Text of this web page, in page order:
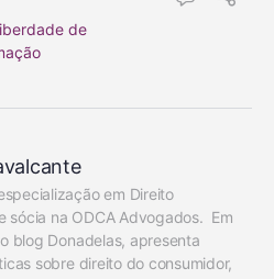
de
em Direito
sócia na ODCA Advogados.  Em
blog Donadelas, apresenta
sobre direito do consumidor,